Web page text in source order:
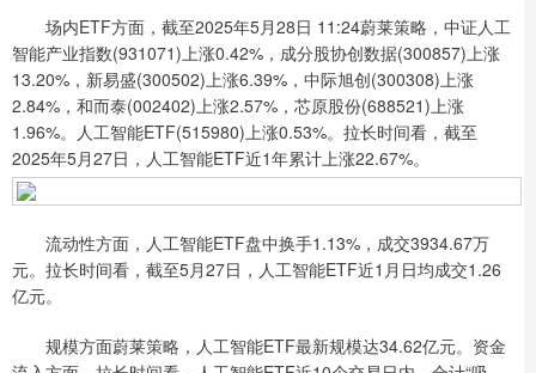
场内ETF方面，截至2025年5月28日 11:24蔚莱策略，中证人工
智能产业指数(931071)上涨0.42%，成分股协创数据(300857)上涨
13.20%，新易盛(300502)上涨6.39%，中际旭创(300308)上涨
2.84%，和而泰(002402)上涨2.57%，芯原股份(688521)上涨
1.96%。人工智能ETF(515980)上涨0.53%。拉长时间看，截至
2025年5月27日，人工智能ETF近1年累计上涨22.67%。
流动性方面，人工智能ETF盘中换手1.13%，成交3934.67万
元。拉长时间看，截至5月27日，人工智能ETF近1月日均成交1.26
亿元。
规模方面蔚莱策略，人工智能ETF最新规模达34.62亿元。资金